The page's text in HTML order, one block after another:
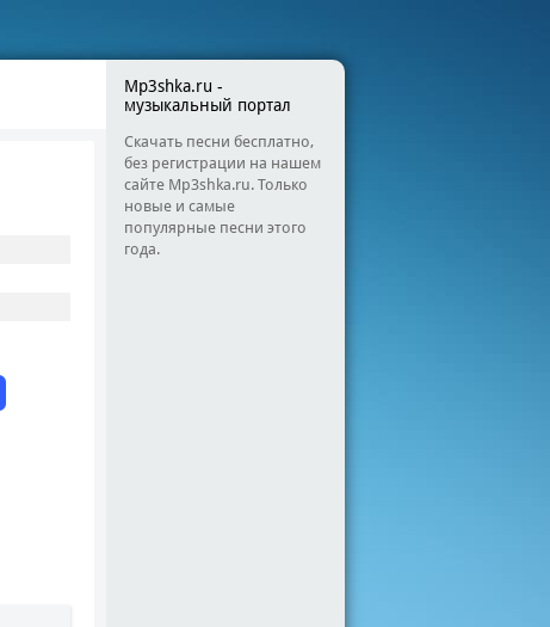
Mp3shka.ru -
музыкальный портал
Скачать песни бесплатно,
без регистрации на нашем
сайте Mp3shka.ru. Только
новые и самые
популярные песни этого
года.